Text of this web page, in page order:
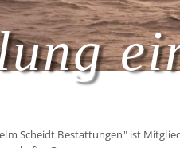
Scheidt Bestattungen" ist